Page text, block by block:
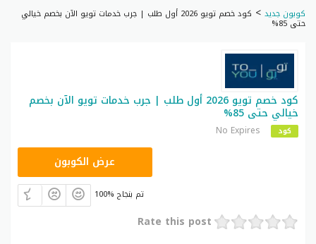
كوبون جديد > كود خصم تويو 2026 أول طلب | جرب خدمات تويو الآن بخصم خيالي
حتى 85%
كود خصم تويو 2026 أول طلب | جرب خدمات تويو الآن بخصم
خيالي حتى 85%
كود No Expires
عرض الكوبون
100% تم بنجاح
Rate this post